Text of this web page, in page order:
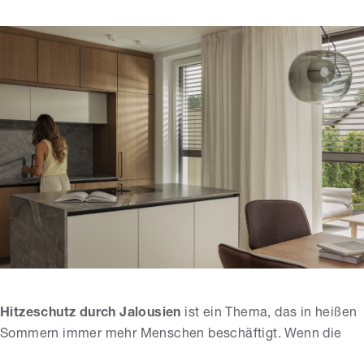
Hitzeschutz durch Jalousien ist ein Thema, das in heißen
Sommern immer mehr Menschen beschäftigt. Wenn die